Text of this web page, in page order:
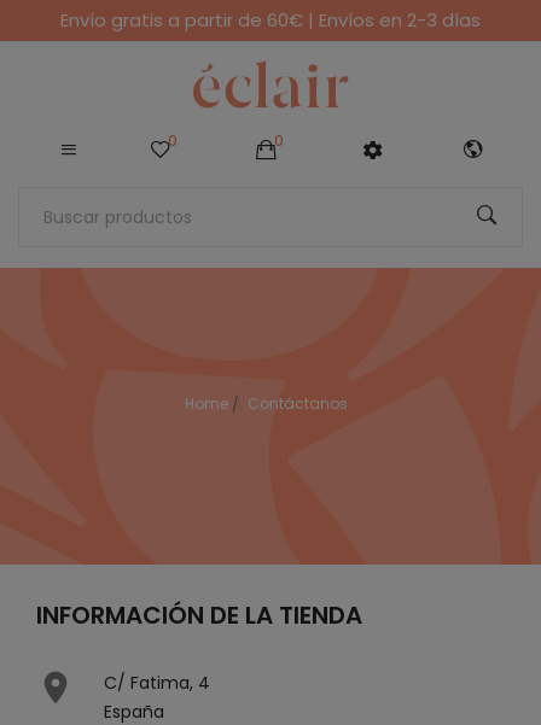
Envío gratis a partir de 60€ | Envíos en 2-3 días
0 0
Home Contáctanos
INFORMACIÓN DE LA TIENDA

C/ Fatima, 4
España